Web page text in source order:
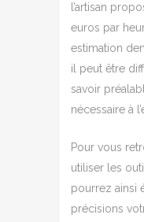
l’artisan
euros par
estimation
il peut être
savoir
nécessaire à
Pour vous
utiliser les
pourrez ainsi
précisions